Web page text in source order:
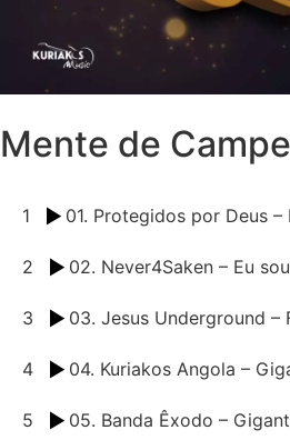
Mente de
1 01. Protegidos por Deus
2 02. Never4Saken – Eu
3 03. Jesus Underground –
4 04. Kuriakos Angola –
5 05. Banda Êxodo –